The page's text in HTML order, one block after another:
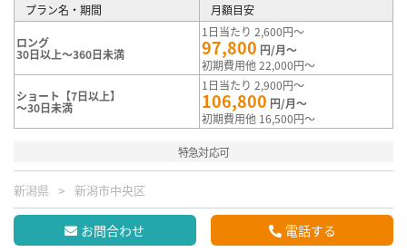
プラン名・期間 月額目安
ロング
30日以上～360日未満
1日当たり 2,600円～
97,800 円/月～
初期費用他 22,000円～
ショート【7日以上】
～30日未満
1日当たり 2,900円～
106,800 円/月～
初期費用他 16,500円～
特急対応可
新潟県 新潟市中央区
お問合わせ 電話する